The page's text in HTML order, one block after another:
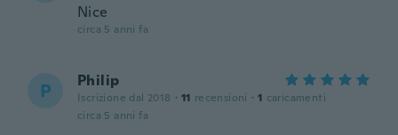
Nice
circa 5 anni fa
P Philip
Iscrizione dal 2018 · 11 recensioni · 1 caricamenti
circa 5 anni fa